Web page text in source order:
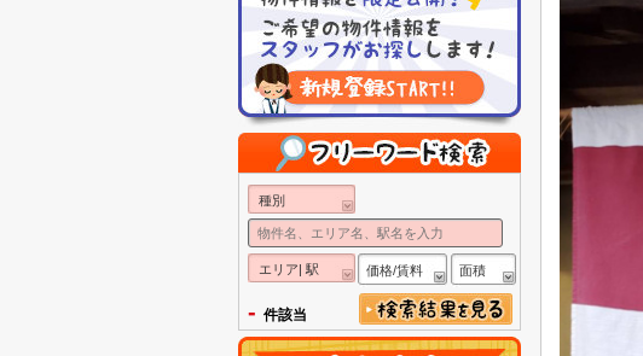
種別
エリア| 駅 価格/賃料 面積
- 件該当